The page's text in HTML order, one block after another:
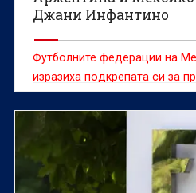
Джани Инфантино
Футболните федерации на
изразиха подкрепата си за
Джани Инфантино в момент,
световния футбол е
заради вече оттегленото
на част от търговските
първенство, съобщава